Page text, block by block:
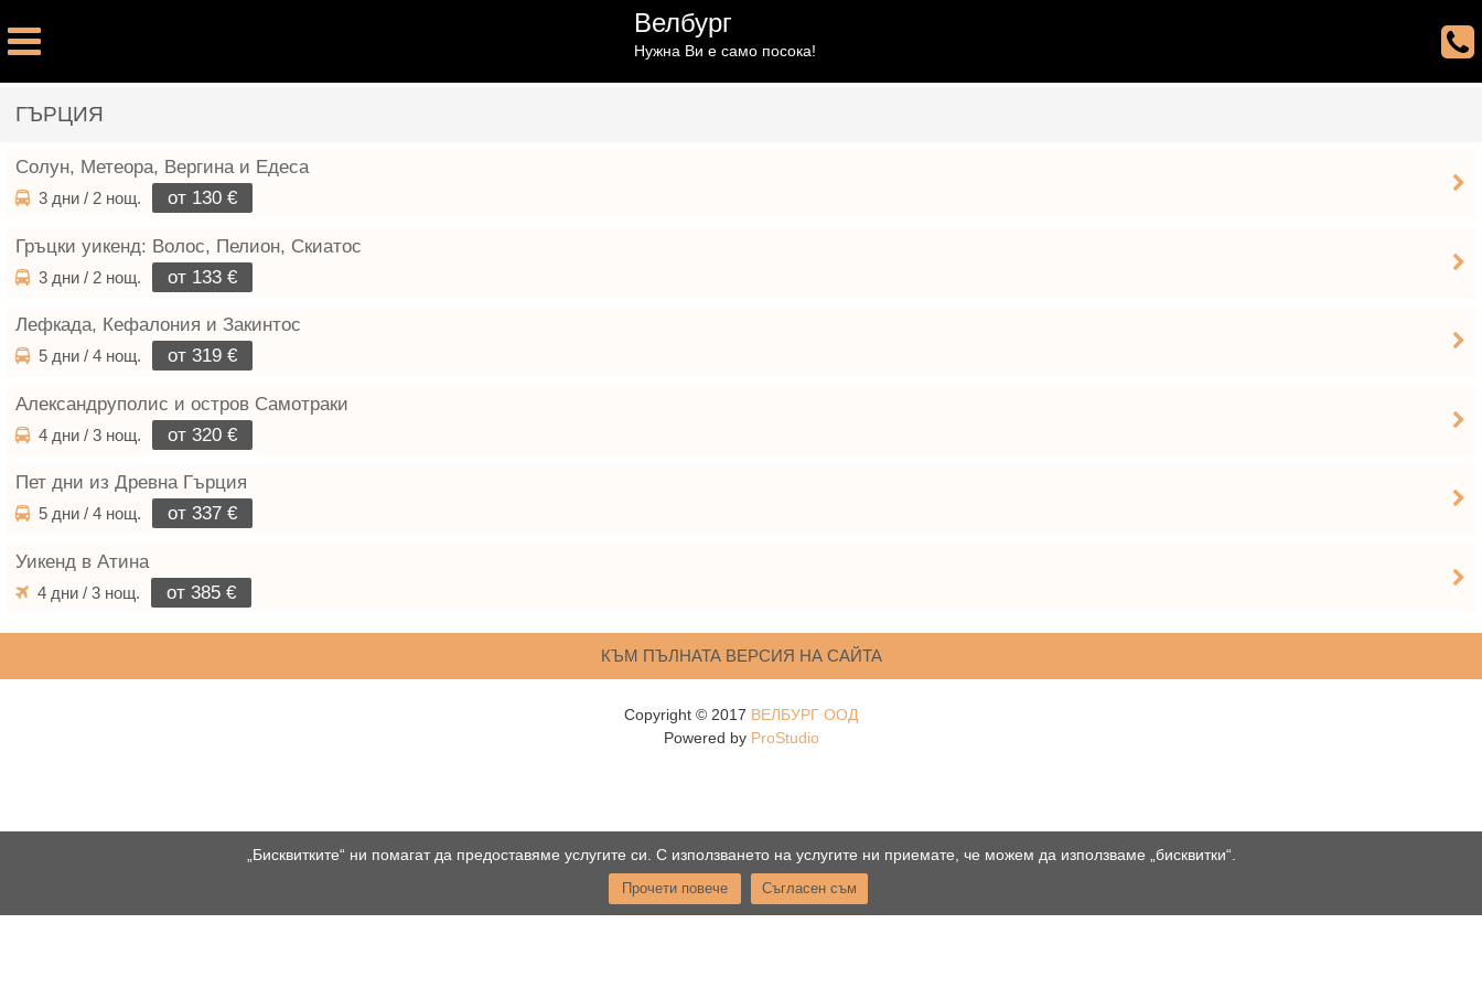
Велбург
Нужна Ви е само посока!
ГЪРЦИЯ
Солун, Метеора, Вергина и Едеса
3 дни / 2 нощ. от 130 €
Гръцки уикенд: Волос, Пелион, Скиатос
3 дни / 2 нощ. от 133 €
Лефкада, Кефалония и Закинтос
5 дни / 4 нощ. от 319 €
Александруполис и остров Самотраки
4 дни / 3 нощ. от 320 €
Пет дни из Древна Гърция
5 дни / 4 нощ. от 337 €
Уикенд в Атина
4 дни / 3 нощ. от 385 €
КЪМ ПЪЛНАТА ВЕРСИЯ НА САЙТА
Copyright © 2017 ВЕЛБУРГ ООД
Powered by ProStudio
„Бисквитките“ ни помагат да предоставяме услугите си. С използването на услугите ни приемате, че можем да използваме „бисквитки“.
Прочети повече Съгласен съм